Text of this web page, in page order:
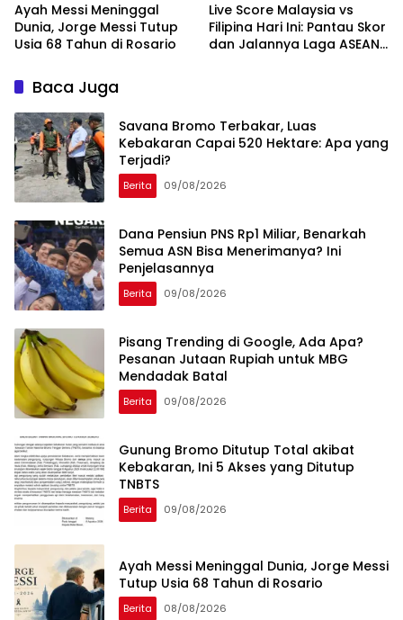
Ayah Messi Meninggal
Dunia, Jorge Messi Tutup
Usia 68 Tahun di Rosario
Live Score Malaysia vs
Filipina Hari Ini: Pantau Skor
dan Jalannya Laga ASEAN
Baca Juga
Savana Bromo Terbakar, Luas
Kebakaran Capai 520 Hektare: Apa yang
Terjadi?
Berita 09/08/2026
Dana Pensiun PNS Rp1 Miliar, Benarkah
Semua ASN Bisa Menerimanya? Ini
Penjelasannya
Berita 09/08/2026
Pisang Trending di Google, Ada Apa?
Pesanan Jutaan Rupiah untuk MBG
Mendadak Batal
Berita 09/08/2026
Gunung Bromo Ditutup Total akibat
Kebakaran, Ini 5 Akses yang Ditutup
TNBTS
Berita 09/08/2026
Ayah Messi Meninggal Dunia, Jorge Messi
Tutup Usia 68 Tahun di Rosario
Berita 08/08/2026